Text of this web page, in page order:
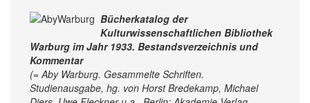
Bücherkatalog der
Kulturwissenschaftlichen Bibliothek
Warburg im Jahr 1933. Bestandsverzeichnis und
Kommentar
(= Aby Warburg. Gesammelte Schriften.
Studienausgabe, hg. von Horst Bredekamp, Michael